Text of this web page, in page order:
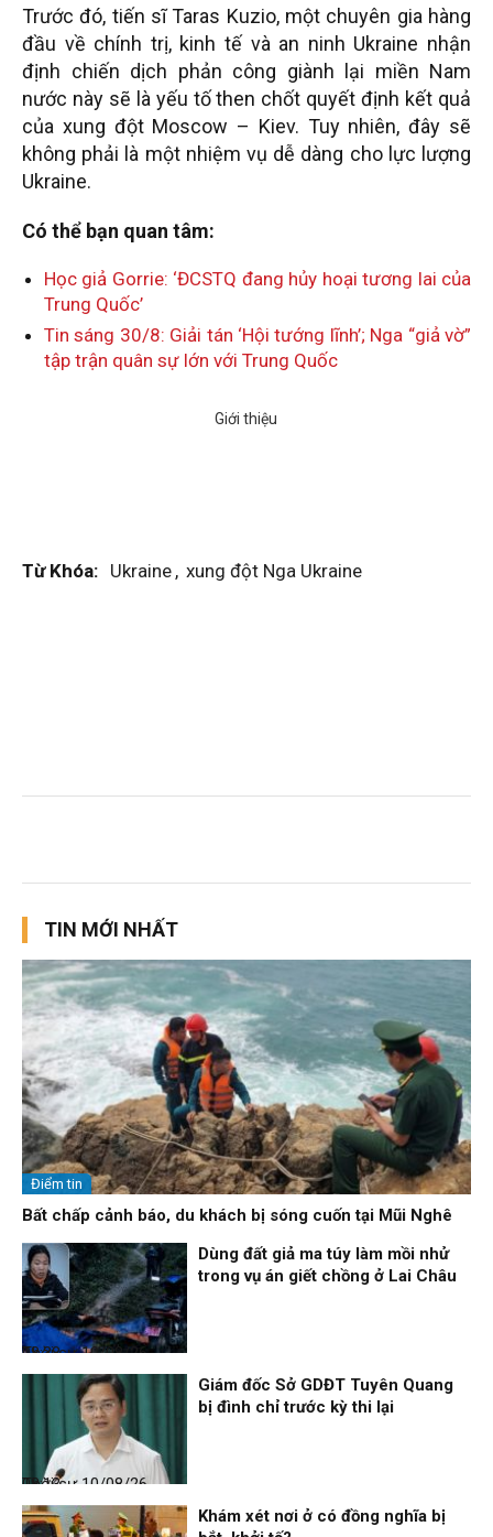
Trước đó, tiến sĩ Taras Kuzio, một chuyên gia hàng
đầu về chính trị, kinh tế và an ninh Ukraine nhận
định chiến dịch phản công giành lại miền Nam
nước này sẽ là yếu tố then chốt quyết định kết quả
của xung đột Moscow – Kiev. Tuy nhiên, đây sẽ
không phải là một nhiệm vụ dễ dàng cho lực lượng
Ukraine.
Có thể bạn quan tâm:
Học giả Gorrie: ‘ĐCSTQ đang hủy hoại tương lai của
Trung Quốc’
Tin sáng 30/8: Giải tán ‘Hội tướng lĩnh’; Nga “giả vờ”
tập trận quân sự lớn với Trung Quốc
Từ Khóa: Ukraine , xung đột Nga Ukraine
TIN MỚI NHẤT
Điểm tin
Bất chấp cảnh báo, du khách bị sóng cuốn tại Mũi Nghê
Thời sự
10/08/26, 08:38
Dùng đất giả ma túy làm mồi nhử
trong vụ án giết chồng ở Lai Châu
Thời sự
10/08/26, 08:13
Giám đốc Sở GDĐT Tuyên Quang
bị đình chỉ trước kỳ thi lại
Khám xét nơi ở có đồng nghĩa bị